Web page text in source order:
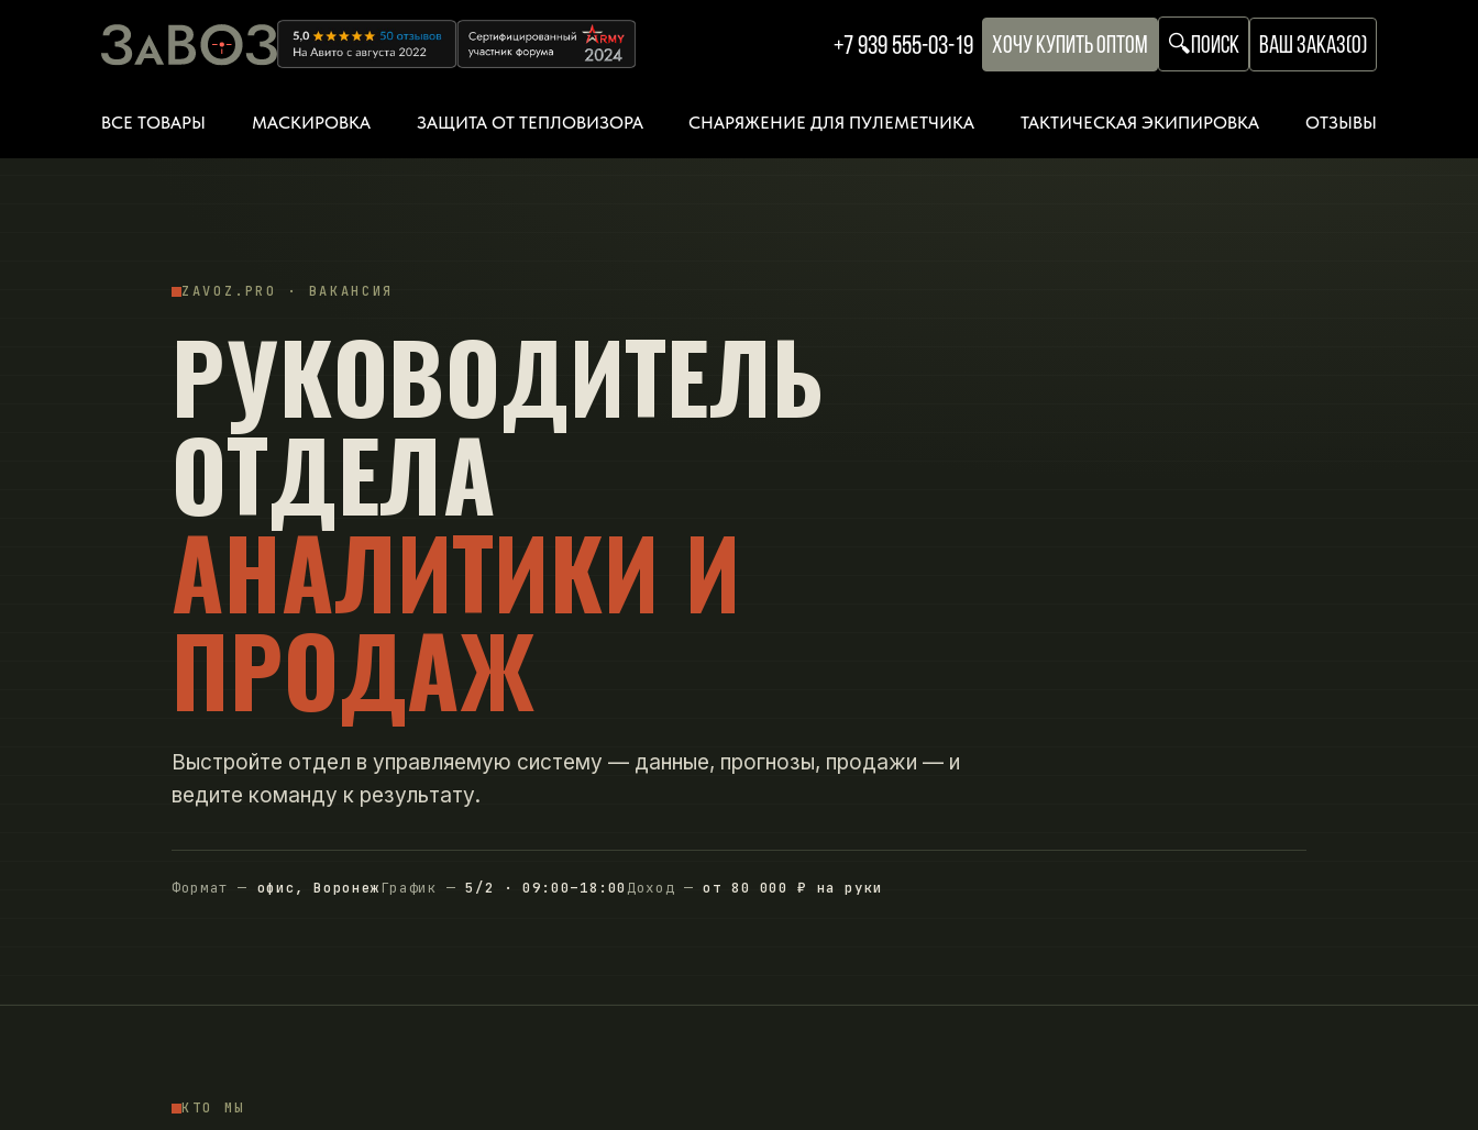
+7 939 555-03-19 ХОЧУ КУПИТЬ ОПТОМ 🔍ПОИСК ВАШ ЗАКАЗ(0)
ВСЕ ТОВАРЫ МАСКИРОВКА ЗАЩИТА ОТ ТЕПЛОВИЗОРА СНАРЯЖЕНИЕ ДЛЯ ПУЛЕМЕТЧИКА ТАКТИЧЕСКАЯ ЭКИПИРОВКА ОТЗЫВЫ
ZAVOZ.PRO · ВАКАНСИЯ
РУКОВОДИТЕЛЬ
ОТДЕЛА
АНАЛИТИКИ И
ПРОДАЖ
Выстройте отдел в управляемую систему — данные, прогнозы, продажи — и
ведите команду к результату.
Формат — офис, ВоронежГрафик —5/2 · 09:00–18:00 Доход — от 80 000 ₽ на руки
КТО МЫ